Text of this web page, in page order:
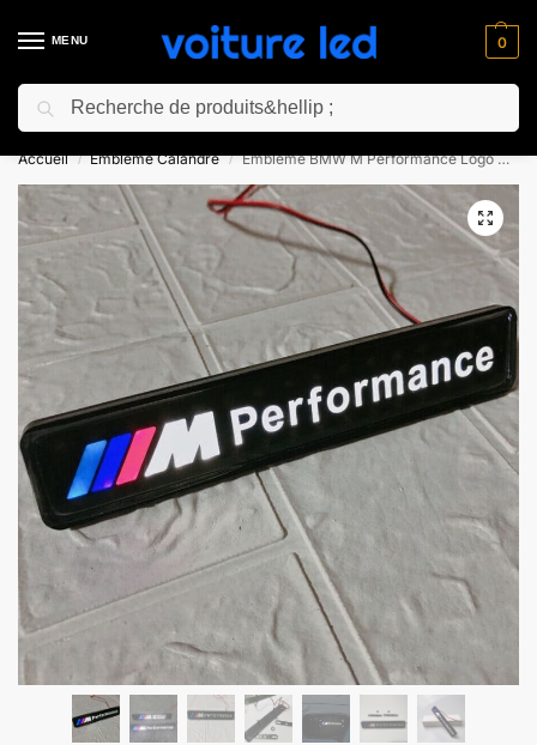
MENU 0
⚡ 10% de réduction pour les nouveaux clients avec le code “NC10”
Accueil / Embleme Calandre​ / Embleme BMW M Performance Logo Calandre